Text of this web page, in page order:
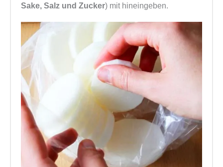
Sake, Salz und Zucker) mit hineingeben.